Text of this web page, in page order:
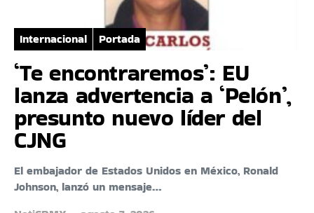
Internacional Portada
‘Te encontraremos’: EU
lanza advertencia a ‘Pelón’,
presunto nuevo líder del
CJNG
El embajador de Estados Unidos en México, Ronald
Johnson, lanzó un mensaje…